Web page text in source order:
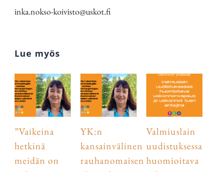
inka.nokso-koivisto@uskot.fi
Lue myös
”Vaikeina
hetkinä
meidän on
YK:n
kansainvälinen
rauhanomaisen
Valmiuslain
uudistuksessa
huomioitava